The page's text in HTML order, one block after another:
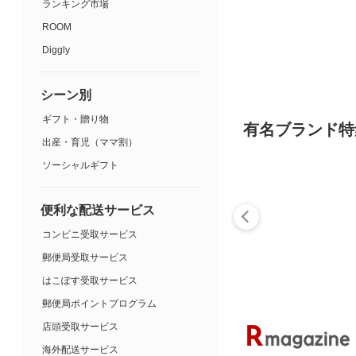
有名ブランド
ランキング市場
ROOM
Diggly
シーン別
ギフト・贈り物
出産・育児（ママ割）
ソーシャルギフト
便利な配送サービス
コンビニ受取サービス
郵便局受取サービス
はこぽす受取サービス
郵便局ポイントプログラム
店頭受取サービス
海外配送サービス